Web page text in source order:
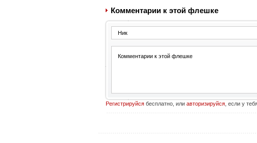
Комментарии к этой флешке
Регистрируйсябесплатно, или авторизируйся, если у